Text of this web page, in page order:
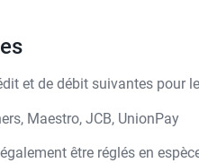
et de débit suivantes pour
Maestro, JCB, UnionPay
être réglés en